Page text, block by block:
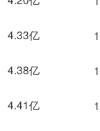
4.33亿
4.38亿
4.41亿